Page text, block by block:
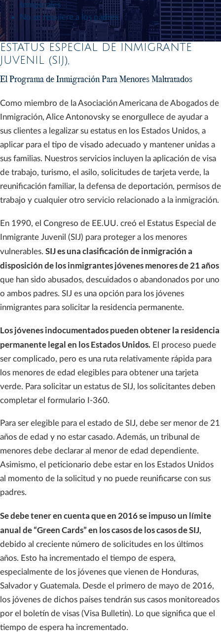
temporales
No se requiere a los padres
ESTATUS ESPECIAL DE INMIGRANTE
JUVENIL (SIJ),
El Programa de Inmigración Para Menores Maltratados
Como miembro de la Asociación Americana de Abogados de
Inmigración, Alice Antonovsky se enorgullece de ayudar a
sus clientes a legalizar su estatus en los Estados Unidos, a
aplicar para el tipo de visado adecuado y mantener unidas a
sus familias. Nuestros servicios incluyen la aplicación de visa
de trabajo, turismo, el asilo, solicitudes de tarjeta verde, la
reunificación familiar, la defensa de deportación, permisos de
trabajo y cualquier otro servicio relacionado a la inmigración.
En 1990, el Congreso de EE.UU. creó el Estatus Especial de
Inmigrante Juvenil (SIJ) para proteger a los menores
vulnerables. SIJ es una clasificación de inmigración a
disposición de los inmigrantes jóvenes menores de 21 años
que han sido abusados, descuidados o abandonados por uno
o ambos padres. SIJ es una opción para los jóvenes
inmigrantes para solicitar la residencia permanente.
Los jóvenes indocumentados pueden obtener la residencia
permanente legal en los Estados Unidos. El proceso puede
ser complicado, pero es una ruta relativamente rápida para
los menores de edad elegibles para obtener una tarjeta
verde. Para solicitar un estatus de SIJ, los solicitantes deben
completar el formulario I-360.
Para ser elegible para el estado de SIJ, debe ser menor de 21
años de edad y no estar casado. Además, un tribunal de
menores debe declarar al menor de edad dependiente.
Asimismo, el peticionario debe estar en los Estados Unidos
al momento de la solicitud y no puede reunificarse con sus
padres.
Se debe tener en cuenta que en 2016 se impuso un límite
anual de “Green Cards” en los casos de los casos de SIJ,
debido al creciente número de solicitudes en los últimos
años. Esto ha incrementado el tiempo de espera,
especialmente de los jóvenes que vienen de Honduras,
Salvador y Guatemala. Desde el primero de mayo de 2016,
los jóvenes de dichos países tendrán sus casos monitoreados
por el boletín de visas (Visa Bulletin). Lo que significa que el
tiempo de espera ha incrementado.